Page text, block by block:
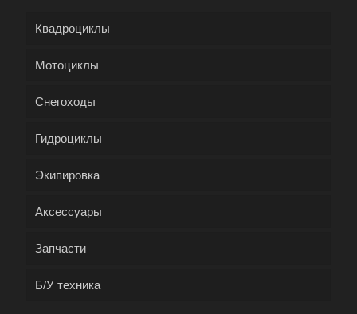
Квадроциклы
Мотоциклы
Снегоходы
Гидроциклы
Экипировка
Аксессуары
Запчасти
Б/У техника